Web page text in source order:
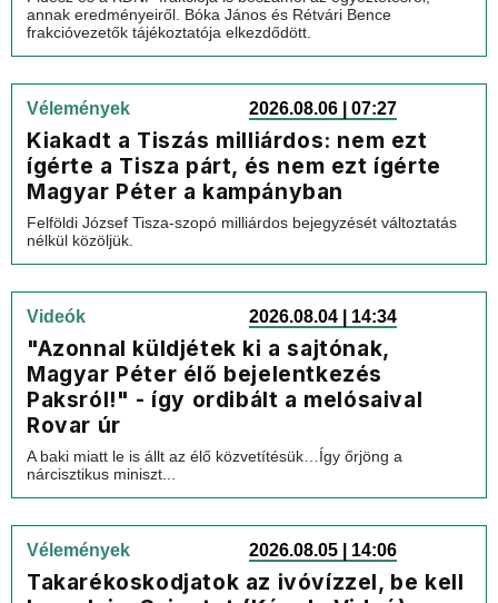
annak eredményeiről. Bóka János és Rétvári Bence
frakcióvezetők tájékoztatója elkezdődött.
Vélemények 2026.08.06 | 07:27
Kiakadt a Tiszás milliárdos: nem ezt
ígérte a Tisza párt, és nem ezt ígérte
Magyar Péter a kampányban
Felföldi József Tisza-szopó milliárdos bejegyzését változtatás
nélkül közöljük.
Videók 2026.08.04 | 14:34
"Azonnal küldjétek ki a sajtónak,
Magyar Péter élő bejelentkezés
Paksról!" - így ordibált a melósaival
Rovar úr
A baki miatt le is állt az élő közvetítésük…Így őrjöng a
nárcisztikus miniszt...
Vélemények 2026.08.05 | 14:06
Takarékoskodjatok az ivóvízzel, be kell